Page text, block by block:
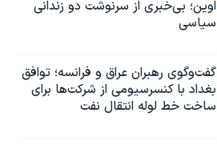
اوین؛ بی‌خبری از سرنوشت دو زندانی
سیاسی
گفت‌وگوی رهبران عراق و فرانسه؛ توافق
بغداد با کنسرسیومی از شرکت‌ها برای
ساخت خط لوله انتقال نفت